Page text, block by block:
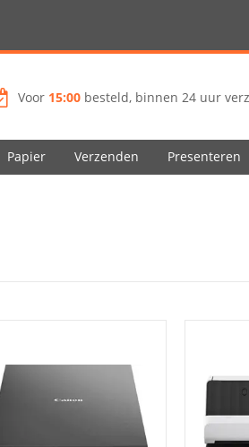
Voor 15:00 besteld, binnen 24 uur
Papier Verzenden Presenteren